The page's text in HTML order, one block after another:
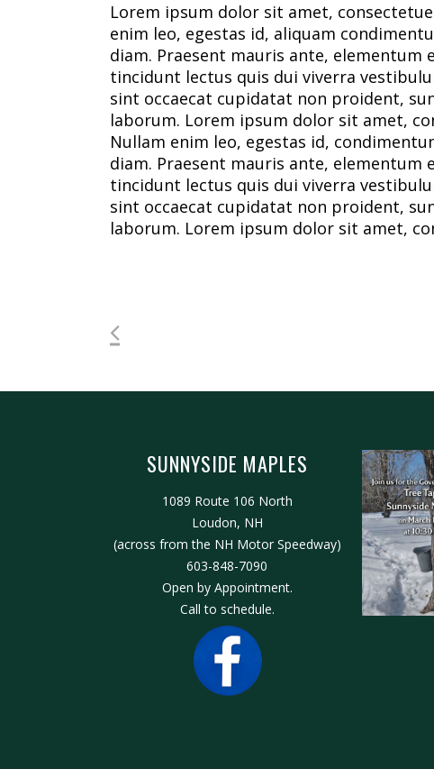
Lorem ipsum dolor sit amet,
enim leo, egestas id, aliquam
diam. Praesent mauris ante,
tincidunt lectus quis dui viverra
sint occaecat cupidatat non proident,
laborum. Lorem ipsum dolor sit amet,
Nullam enim leo, egestas id,
diam. Praesent mauris ante,
tincidunt lectus quis dui viverra
sint occaecat cupidatat non proident,
laborum. Lorem ipsum dolor sit amet,
SUNNYSIDE MAPLES
1089 Route 106 North
Loudon, NH
(across from the NH Motor Speedway)
603-848-7090
Open by Appointment.
Call to schedule.